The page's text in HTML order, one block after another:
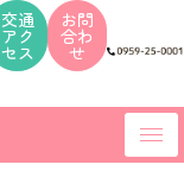
交通
アク
セス
お問
合わ
せ